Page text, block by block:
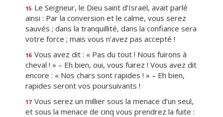
15 Le Seigneur, le Dieu saint d’Israël, avait parlé
ainsi : Par la conversion et le calme, vous serez
sauvés ; dans la tranquillité, dans la confiance sera
votre force ; mais vous n’avez pas accepté !
16 Vous avez dit : « Pas du tout ! Nous fuirons à
cheval ! » – Eh bien, oui, vous fuirez ! Vous avez dit
encore : « Nos chars sont rapides ! » – Eh bien,
rapides seront vos poursuivants !
17 Vous serez un millier sous la menace d’un seul,
et sous la menace de cinq vous prendrez la fuite :